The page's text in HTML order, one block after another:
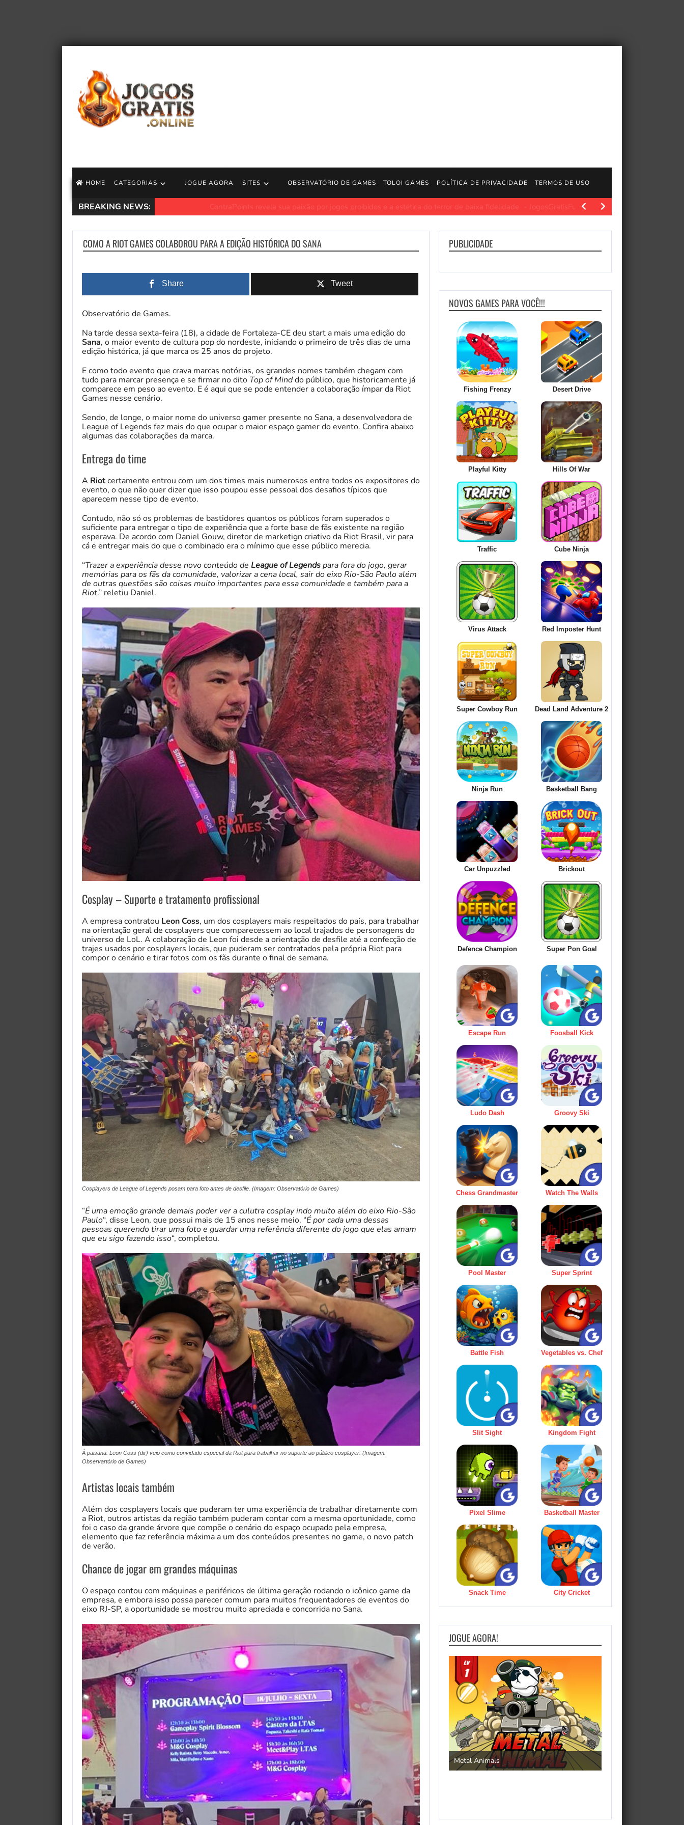
HOME CATEGORIAS JOGUE AGORA SITES OBSERVATÓRIO DE GAMES TOLOI GAMES POLÍTICA DE PRIVACIDADE TERMOS DE USO
BREAKING NEWS: ContraPoints revela sua paixão por jogos proibidos e a estética do terror de baixa fidelidade JogosGratisFun. Polygon.com. Fonte da imagem:
COMO A RIOT GAMES COLABOROU PARA A EDIÇÃO HISTÓRICA DO SANA
Share Tweet
Observatório de Games.
Na tarde dessa sexta-feira (18), a cidade de Fortaleza-CE deu start a mais uma edição do
Sana, o maior evento de cultura pop do nordeste, iniciando o primeiro de três dias de uma
edição histórica, já que marca os 25 anos do projeto.
E como todo evento que crava marcas notórias, os grandes nomes também chegam com
tudo para marcar presença e se firmar no dito Top of Minddo público, que historicamente já
comparece em peso ao evento. E é aqui que se pode entender a colaboração ímpar da Riot
Games nesse cenário.
Sendo, de longe, o maior nome do universo gamer presente no Sana, a desenvolvedora de
League of Legends fez mais do que ocupar o maior espaço gamer do evento. Confira abaixo
algumas das colaborações da marca.
Entrega do time
A Riotcertamente entrou com um dos times mais numerosos entre todos os expositores do
evento, o que não quer dizer que isso poupou esse pessoal dos desafios típicos que
aparecem nesse tipo de evento.
Contudo, não só os problemas de bastidores quantos os públicos foram superados o
suficiente para entregar o tipo de experiência que a forte base de fãs existente na região
esperava. De acordo com Daniel Gouw, diretor de marketign criativo da Riot Brasil, vir para
cá e entregar mais do que o combinado era o mínimo que esse público merecia.
“Trazer a experiência desse novo conteúdo de League of Legendspara fora do jogo, gerar
memórias para os fãs da comunidade, valorizar a cena local, sair do eixo Rio-São Paulo além
de outras questões são coisas muito importantes para essa comunidade e também para a
Riot.” reletiu Daniel.
Cosplay – Suporte e tratamento profissional
A empresa contratou Leon Coss, um dos cosplayers mais respeitados do país, para trabalhar
na orientação geral de cosplayers que comparecessem ao local trajados de personagens do
universo de LoL. A colaboração de Leon foi desde a orientação de desfile até a confecção de
trajes usados por cosplayers locais, que puderam ser contratados pela própria Riot para
compor o cenário e tirar fotos com os fãs durante o final de semana.
Cosplayers de League of Legends posam para foto antes de desfile. (Imagem: Observatório de Games)
“É uma emoção grande demais poder ver a culutra cosplay indo muito além do eixo Rio-São
Paulo“, disse Leon, que possui mais de 15 anos nesse meio. “É por cada uma dessas
pessoas querendo tirar uma foto e guardar uma referência diferente do jogo que elas amam
que eu sigo fazendo isso“, completou.
À paisana: Leon Coss (dir) veio como convidado especial da Riot para trabalhar no suporte ao público cosplayer. (Imagem:
Observartório de Games)
Artistas locais também
Além dos cosplayers locais que puderam ter uma experiência de trabalhar diretamente com
a Riot, outros artistas da região também puderam contar com a mesma oportunidade, como
foi o caso da grande árvore que compõe o cenário do espaço ocupado pela empresa,
elemento que faz referência máxima a um dos conteúdos presentes no game, o novo patch
de verão.
Chance de jogar em grandes máquinas
O espaço contou com máquinas e periféricos de última geração rodando o icônico game da
empresa, e embora isso possa parecer comum para muitos frequentadores de eventos do
eixo RJ-SP, a oportunidade se mostrou muito apreciada e concorrida no Sana.
PUBLICIDADE
NOVOS GAMES PARA VOCÊ!!!
Fishing Frenzy Desert Drive
Playful Kitty Hills Of War
Traffic Cube Ninja
Virus Attack Red Imposter Hunt
Super Cowboy Run Dead Land Adventure 2
Ninja Run Basketball Bang
Car Unpuzzled Brickout
Defence Champion Super Pon Goal
Escape Run Foosball Kick
Ludo Dash Groovy Ski
Chess Grandmaster Watch The Walls
Pool Master Super Sprint
Battle Fish Vegetables vs. Chef
Slit Sight Kingdom Fight
Pixel Slime Basketball Master
Snack Time City Cricket
JOGUE AGORA!
My Fairytale Griffin
Jogos de Aventura
Metal Animals